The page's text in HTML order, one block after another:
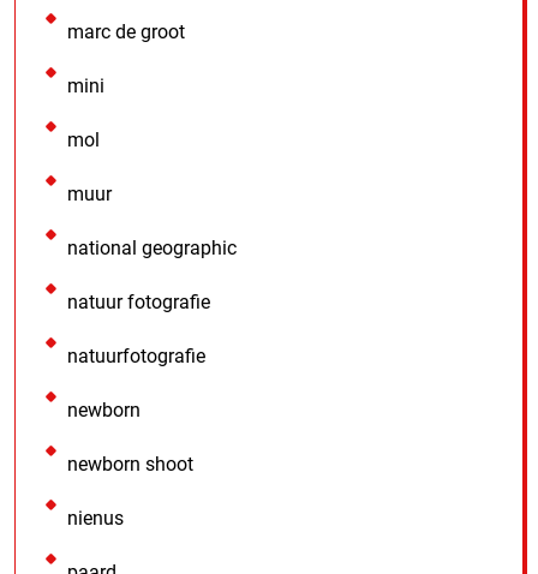
marc de groot
mini
mol
muur
national geographic
natuur fotografie
natuurfotografie
newborn
newborn shoot
nienus